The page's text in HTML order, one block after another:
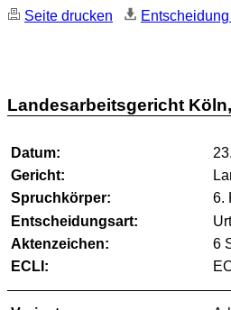
Seite drucken
Landesarbeitsgericht
Datum:
Gericht:
Spruchkörper:
6.
Entscheidungsart:
Aktenzeichen:
6
ECLI: